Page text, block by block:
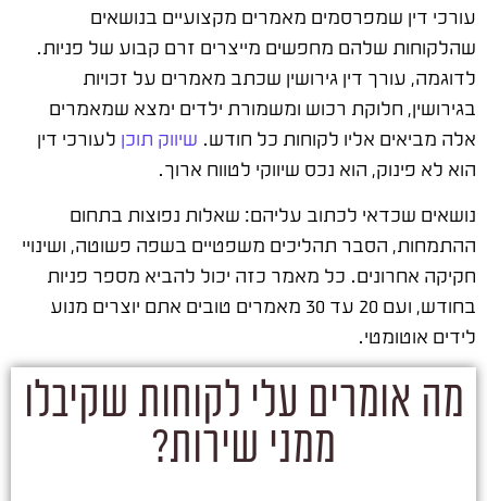
עורכי דין שמפרסמים מאמרים מקצועיים בנושאים
שהלקוחות שלהם מחפשים מייצרים זרם קבוע של פניות.
לדוגמה, עורך דין גירושין שכתב מאמרים על זכויות
בגירושין, חלוקת רכוש ומשמורת ילדים ימצא שמאמרים
אלה מביאים אליו לקוחות כל חודש. שיווק תוכן לעורכי דין
הוא לא פינוק, הוא נכס שיווקי לטווח ארוך.
נושאים שכדאי לכתוב עליהם: שאלות נפוצות בתחום
ההתמחות, הסבר תהליכים משפטיים בשפה פשוטה, ושינויי
חקיקה אחרונים. כל מאמר כזה יכול להביא מספר פניות
בחודש, ועם 20 עד 30 מאמרים טובים אתם יוצרים מנוע
לידים אוטומטי.
מה אומרים עלי לקוחות שקיבלו
ממני שירות?